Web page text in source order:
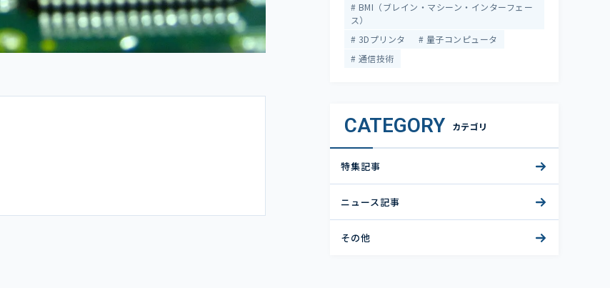
BMI（ブレイン・マシーン・インターフェー
ス）
3Dプリンタ
量子コンピュータ
通信技術
CATEGORY カテゴリ
特集記事
ニュース記事
その他